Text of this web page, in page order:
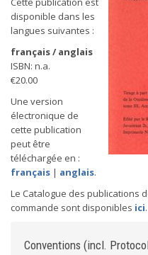
disponible dans les
langues suivantes :
français / anglais
ISBN: n.a.
€20.00
Une version
électronique de
cette publication
peut être
téléchargée en :
français | anglais.
Le Catalogue des publications
commande sont disponibles ici.
Conventions (incl.